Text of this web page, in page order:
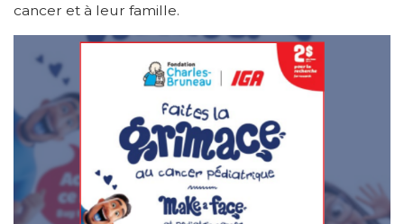
cancer et à leur famille.